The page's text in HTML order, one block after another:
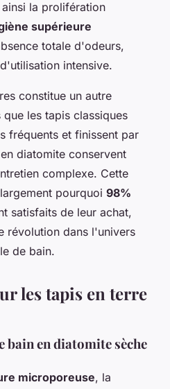
la prolifération
supérieure
totale d'odeurs,
intensive.
constitue un autre
les tapis classiques
fréquents et finissent par
diatomite conservent
complexe. Cette
pourquoi 98%
satisfaits de leur achat,
révolution dans l'univers
de bain.
les tapis en terre
bain en diatomite sèche
microporeuse, la